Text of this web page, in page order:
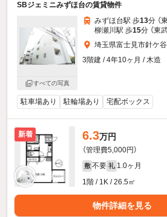
SBジェミニみずほ台の賃貸物件
すべての写真
みずほ台駅 歩13分 （
柳瀬川駅 歩15分 （東
埼玉県富士見市針ケ
3階建 / 4年10ヶ月 / 木造
駐車場あり 駐輪場あり 宅配ボックス
新着 6.3万円
（管理費5,000円）
敷 不要 礼 1.0ヶ月
1階 / 1K / 26.5㎡
物件詳細を見る